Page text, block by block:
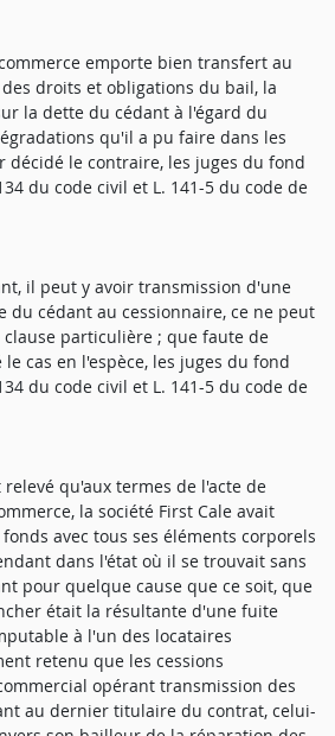
emporte bien transfert au
droits et obligations du bail, la
la dette du cédant à l'égard du
qu'il a pu faire dans les
décidé le contraire, les juges du fond
du code civil et L. 141-5 du code de
il peut y avoir transmission d'une
du cédant au cessionnaire, ce ne peut
particulière ; que faute de
cas en l'espèce, les juges du fond
du code civil et L. 141-5 du code de
qu'aux termes de l'acte de
la société First Cale avait
avec tous ses éléments corporels
dans l'état où il se trouvait sans
pour quelque cause que ce soit, que
était la résultante d'une fuite
à l'un des locataires
retenu que les cessions
opérant transmission des
au dernier titulaire du contrat, celui-